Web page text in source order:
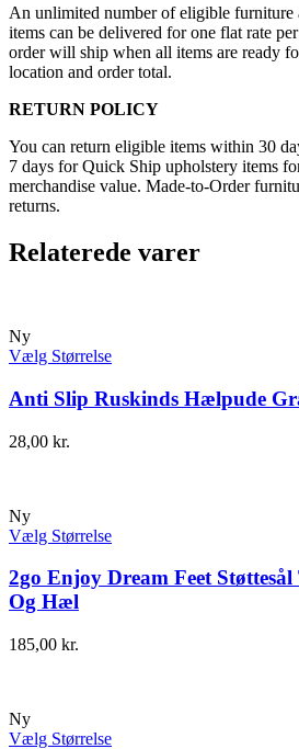
An unlimited number of eligible furniture
items can be delivered for one flat rate
order will ship when all items are ready
location and order total.
RETURN POLICY
You can return eligible items within 30
7 days for Quick Ship upholstery items
merchandise value. Made-to-Order
returns.
Relaterede varer
Ny
Vælg Størrelse
Anti Slip Ruskinds Hælpude
28,00 kr.
Ny
Vælg Størrelse
2go Enjoy Dream Feet
Og Hæl
185,00 kr.
Ny
Vælg Størrelse